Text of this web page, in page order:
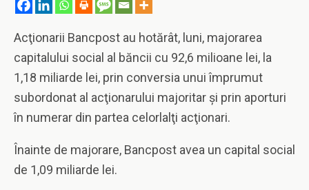
Acţionarii Bancpost au hotărât, luni, majorarea
capitalului social al băncii cu 92,6 milioane lei, la
1,18 miliarde lei, prin conversia unui împrumut
subordonat al acţionarului majoritar şi prin aporturi
în numerar din partea celorlalţi acţionari.
Înainte de majorare, Bancpost avea un capital social
de 1,09 miliarde lei.